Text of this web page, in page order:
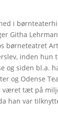
i
Githa
børneteatret
inden hun
og siden bl.a.
og Odense
været tæt på
han var